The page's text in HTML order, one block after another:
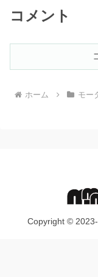
コメント
ホーム モー
Copyright ©